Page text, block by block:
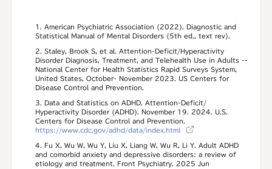
1. American Psychiatric Association (2022). Diagnostic and
Statistical Manual of Mental Disorders (5th ed., text rev).
2. Staley, Brook S, et al. Attention-Deficit/Hyperactivity
Disorder Diagnosis, Treatment, and Telehealth Use in Adults --
National Center for Health Statistics Rapid Surveys System,
United States, October- November 2023. US Centers for
Disease Control and Prevention.
3. Data and Statistics on ADHD. Attention-Deficit/
Hyperactivity Disorder (ADHD). November 19. 2024. U.S.
Centers for Disease Control and Prevention.
https://www.cdc.gov/adhd/data/index.html
4. Fu X, Wu W, Wu Y, Liu X, Liang W, Wu R, Li Y. Adult ADHD
and comorbid anxiety and depressive disorders: a review of
etiology and treatment. Front Psychiatry. 2025 Jun